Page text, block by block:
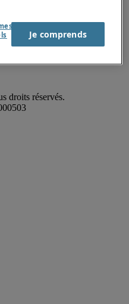
droits réservés.
Je comprends